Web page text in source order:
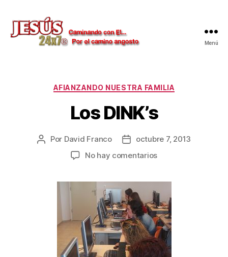
Menú
Categorías
AFIANZANDO NUESTRA FAMILIA
Los DINK’s
Autor
Por David Franco
Fechaoctubre 7, 2013
No hay comentariosen